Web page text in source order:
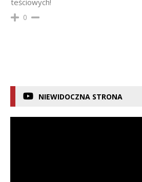
0
NIEWIDOCZNA STRONA